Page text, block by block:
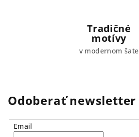
Tradičné
motívy
v modernom šate
Odoberať newsletter
Email